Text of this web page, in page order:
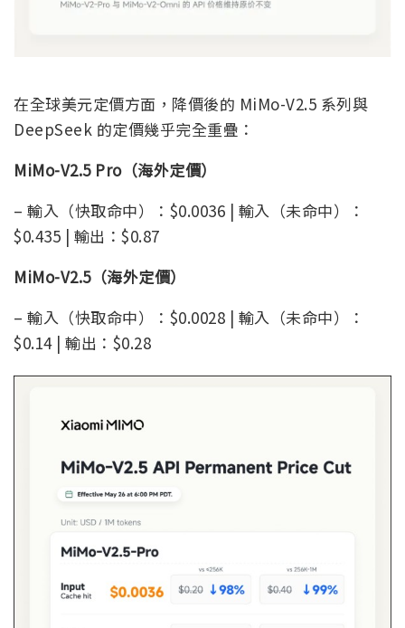
在全球美元定價方面，降價後的 MiMo-V2.5 系列與
DeepSeek 的定價幾乎完全重疊：
MiMo-V2.5 Pro（海外定價）
– 輸入（快取命中）：$0.0036 | 輸入（未命中）：
$0.435 | 輸出：$0.87
MiMo-V2.5（海外定價）
– 輸入（快取命中）：$0.0028 | 輸入（未命中）：
$0.14 | 輸出：$0.28